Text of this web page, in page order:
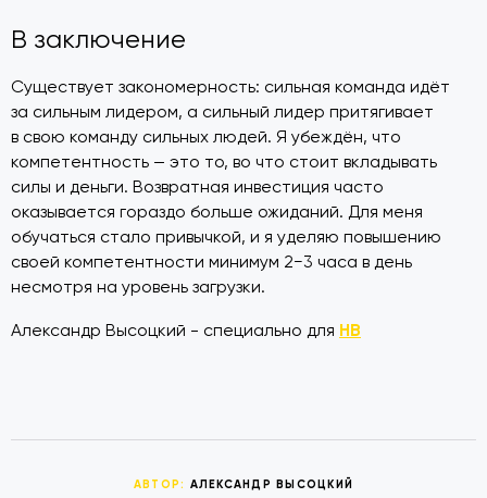
В заключение
Существует закономерность: сильная команда идёт
за сильным лидером, а сильный лидер притягивает
в свою команду сильных людей. Я убеждён, что
компетентность — это то, во что стоит вкладывать
силы и деньги. Возвратная инвестиция часто
оказывается гораздо больше ожиданий. Для меня
обучаться стало привычкой, и я уделяю повышению
своей компетентности минимум 2−3 часа в день
несмотря на уровень загрузки.
Александр Высоцкий - специально для НВ
АВТОР: АЛЕКСАНДР ВЫСОЦКИЙ